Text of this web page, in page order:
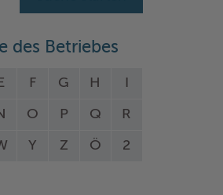
des Betriebes
E F G H
O P Q R
Y Z Ö 2